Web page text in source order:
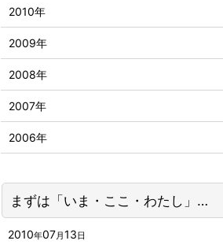
まずは「いま・ここ・わたし」…
2010年07月 13 日
2010年
2009年
2008年
2007年
2006年